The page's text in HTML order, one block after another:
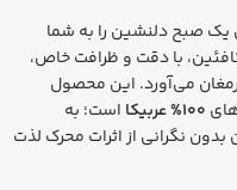
صبح دلنشین را به شما
با دقت و ظرافت خاص،
می‌آورد. این محصول
100% عربیکا
است؛ به
نگرانی از اثرات محرک لذت